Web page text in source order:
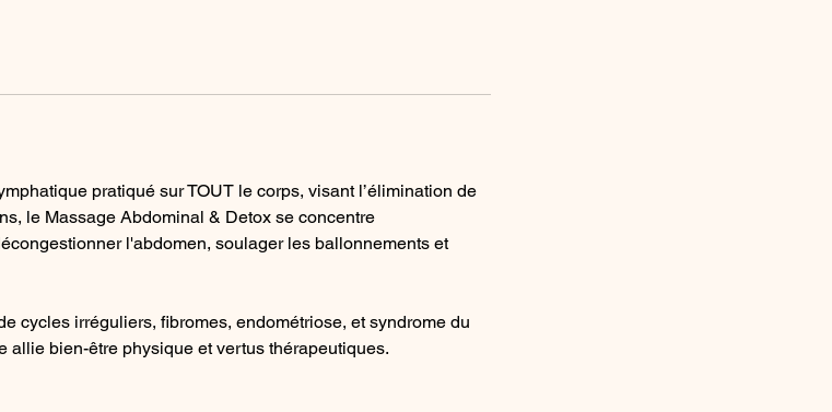
pratiqué sur TOUT le corps, visant l’élimination de
le Massage Abdominal & Detox se concentre
l'abdomen, soulager les ballonnements et
cycles irréguliers, fibromes, endométriose, et syndrome du
allie bien-être physique et vertus thérapeutiques.